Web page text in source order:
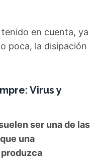
en cuenta, ya
poca, la disipación
Virus y
ser una de las
una